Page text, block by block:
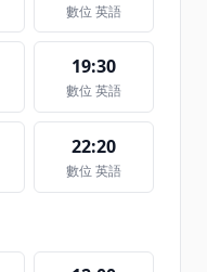
數位 英語
19:30
數位 英語
22:20
數位 英語